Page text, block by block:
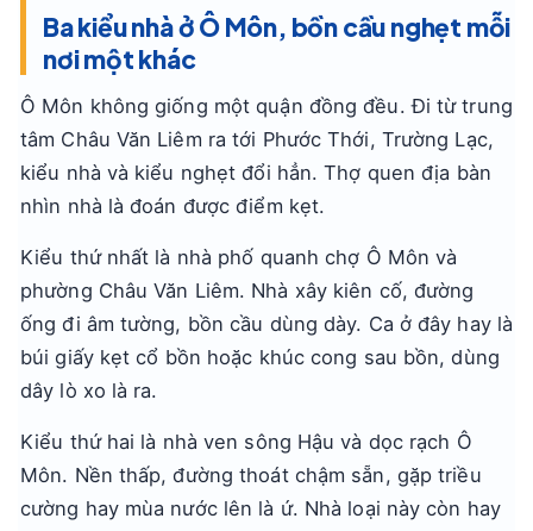
Ba kiểu nhà ở Ô Môn, bồn cầu nghẹt mỗi
nơi một khác
Ô Môn không giống một quận đồng đều. Đi từ trung
tâm Châu Văn Liêm ra tới Phước Thới, Trường Lạc,
kiểu nhà và kiểu nghẹt đổi hẳn. Thợ quen địa bàn
nhìn nhà là đoán được điểm kẹt.
Kiểu thứ nhất là nhà phố quanh chợ Ô Môn và
phường Châu Văn Liêm. Nhà xây kiên cố, đường
ống đi âm tường, bồn cầu dùng dày. Ca ở đây hay là
búi giấy kẹt cổ bồn hoặc khúc cong sau bồn, dùng
dây lò xo là ra.
Kiểu thứ hai là nhà ven sông Hậu và dọc rạch Ô
Môn. Nền thấp, đường thoát chậm sẵn, gặp triều
cường hay mùa nước lên là ứ. Nhà loại này còn hay